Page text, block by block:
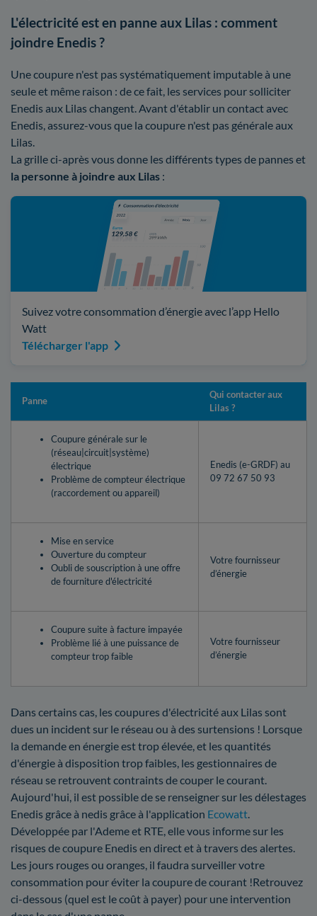
L'électricité est en panne aux Lilas : comment
joindre Enedis ?
Une coupure n'est pas systématiquement imputable à une
seule et même raison : de ce fait, les services pour solliciter
Enedis aux Lilas changent. Avant d'établir un contact avec
Enedis, assurez-vous que la coupure n'est pas générale aux
Lilas.
La grille ci-après vous donne les différents types de pannes et
la personne à joindre aux Lilas :
Suivez votre consommation d’énergie avec l’app Hello
Watt
Télécharger l'app
Panne
Qui contacter aux
Lilas ?
Coupure générale sur le
(réseau|circuit|système)
électrique
Problème de compteur électrique
(raccordement ou appareil)
Enedis (e-GRDF) au
09 72 67 50 93
Mise en service
Ouverture du compteur
Oubli de souscription à une offre
de fourniture d'électricité
Votre fournisseur
d’énergie
Coupure suite à facture impayée
Problème lié à une puissance de
compteur trop faible
Votre fournisseur
d’énergie
Dans certains cas, les coupures d'électricité aux Lilas sont
dues un incident sur le réseau ou à des surtensions ! Lorsque
la demande en énergie est trop élevée, et les quantités
d'énergie à disposition trop faibles, les gestionnaires de
réseau se retrouvent contraints de couper le courant.
Aujourd'hui, il est possible de se renseigner sur les délestages
Enedis grâce à nedis grâce à l'application Ecowatt.
Développée par l'Ademe et RTE, elle vous informe sur les
risques de coupure Enedis en direct et à travers des alertes.
Les jours rouges ou oranges, il faudra surveiller votre
consommation pour éviter la coupure de courant !Retrouvez
ci-dessous (quel est le coût à payer) pour une intervention